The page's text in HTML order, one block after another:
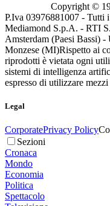
Copyright ©
P.Iva 03976881007 - Tutti
Mediamond S.p.A. - RTI
Amsterdam (Paesi Bassi)
Monzese (MI)Rispetto ai
riprodotti è vietata ogni
sistemi di intelligenza
espresso di utilizzare
Legal
CorporatePrivacy Policy
Sezioni
Cronaca
Mondo
Economia
Politica
Spettacolo